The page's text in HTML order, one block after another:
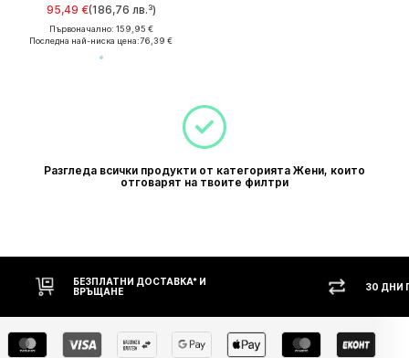
95,49 €(186,76 лв.³)
Първоначално: 159,95 €
Последна най-ниска цена:76,39 €
Разгледа всички продукти от категорията Жени, които
отговарят на твоите филтри
БЕЗПЛАТНИ ДОСТАВКА* И
ВРЪЩАНЕ
30 ДНИ